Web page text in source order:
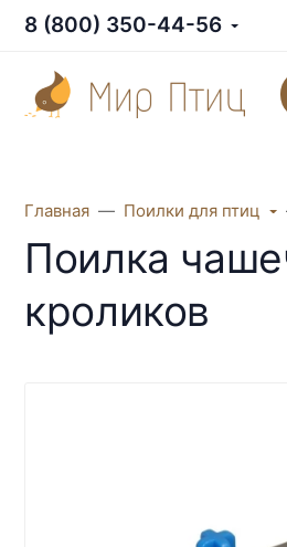
8 (800) 350-44-56
Главная Поилки для птиц
Поилка
кроликов